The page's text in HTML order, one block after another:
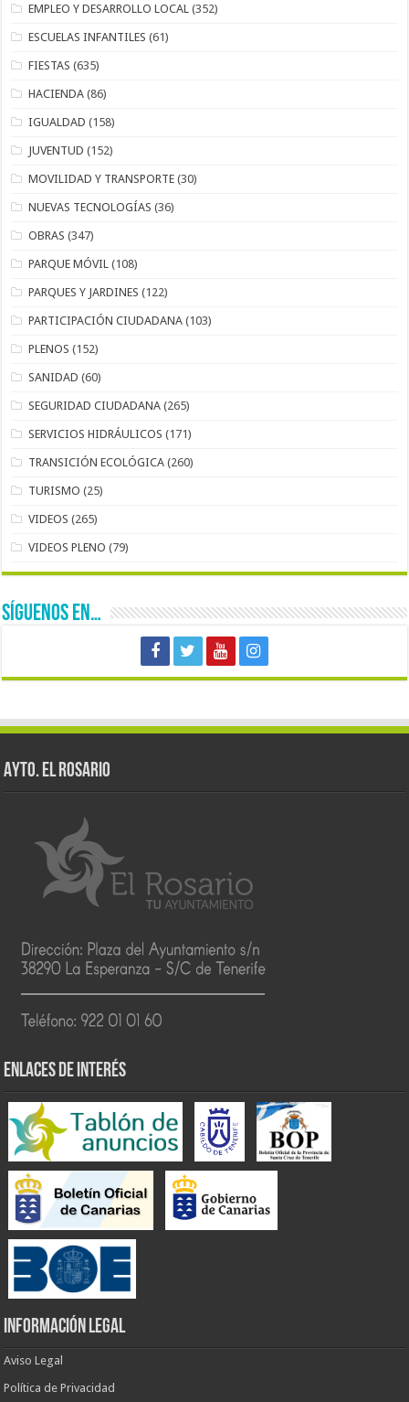
EMPLEO Y DESARROLLO LOCAL (352)
ESCUELAS INFANTILES (61)
FIESTAS (635)
HACIENDA (86)
IGUALDAD (158)
JUVENTUD (152)
MOVILIDAD Y TRANSPORTE (30)
NUEVAS TECNOLOGÍAS (36)
OBRAS (347)
PARQUE MÓVIL (108)
PARQUES Y JARDINES (122)
PARTICIPACIÓN CIUDADANA (103)
PLENOS (152)
SANIDAD (60)
SEGURIDAD CIUDADANA (265)
SERVICIOS HIDRÁULICOS (171)
TRANSICIÓN ECOLÓGICA (260)
TURISMO (25)
VIDEOS (265)
VIDEOS PLENO (79)
SÍGUENOS EN…
AYTO. EL ROSARIO
ENLACES DE INTERÉS
INFORMACIÓN LEGAL
Aviso Legal
Política de Privacidad